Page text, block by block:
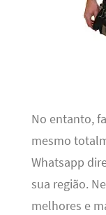
No entanto,
mesmo
Whatsapp
sua região.
melhores e